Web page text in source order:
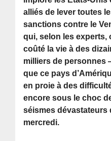
alliés de lever toutes
sanctions contre le
qui, selon les experts,
coûté la vie à des
milliers de personnes
que ce pays
en proie à des
encore sous le choc
séismes dévastateurs
mercredi.